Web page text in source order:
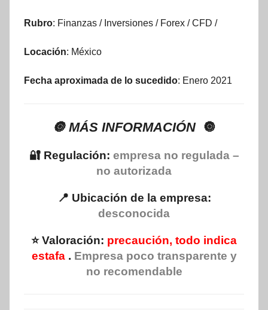
Rubro: Finanzas / Inversiones / Forex / CFD /
Locación: México
Fecha aproximada de lo sucedido: Enero 2021
🔘 MÁS INFORMACIÓN 🔘
🔐 Regulación: empresa no regulada –
no autorizada
📍 Ubicación de la empresa:
desconocida
⭐ Valoración: precaución, todo indica
estafa . Empresa poco transparente y
no recomendable